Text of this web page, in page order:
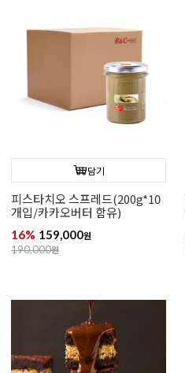
담기
피스타치오 스프레드(200g*10
개입/카카오버터 함유)
16% 159,000원
190,000원